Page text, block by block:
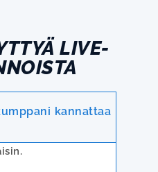
LIVE-
kannattaa